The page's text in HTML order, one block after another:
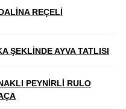
REÇELİ
ŞEKLİNDE AYVA TATLISI
PEYNİRLİ RULO